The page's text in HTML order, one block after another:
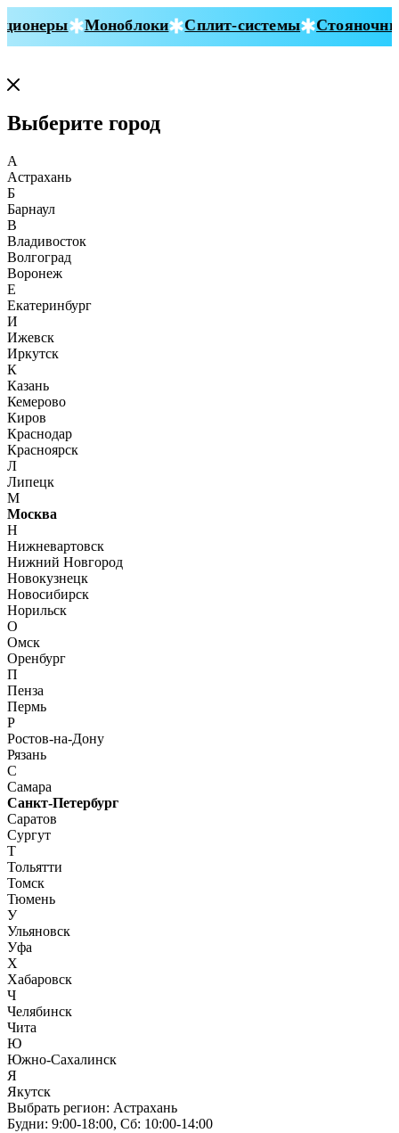
Моноблоки Сплит-системы Стояночные
Выберите город
А
Астрахань
Б
Барнаул
В
Владивосток
Волгоград
Воронеж
Е
Екатеринбург
И
Ижевск
Иркутск
К
Казань
Кемерово
Киров
Краснодар
Красноярск
Л
Липецк
М
Москва
Н
Нижневартовск
Нижний Новгород
Новокузнецк
Новосибирск
Норильск
О
Омск
Оренбург
П
Пенза
Пермь
Р
Ростов-на-Дону
Рязань
С
Самара
Санкт-Петербург
Саратов
Сургут
Т
Тольятти
Томск
Тюмень
У
Ульяновск
Уфа
Х
Хабаровск
Ч
Челябинск
Чита
Ю
Южно-Сахалинск
Я
Якутск
Выбрать регион: Астрахань
Будни: 9:00‑18:00, Сб: 10:00‑14:00